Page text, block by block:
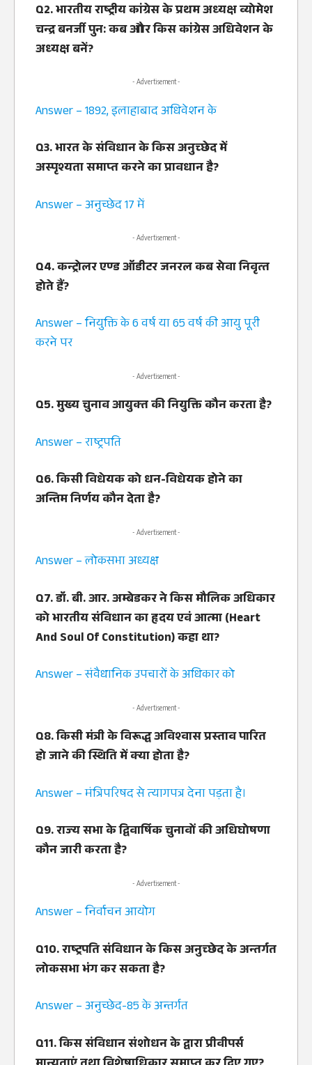
Q2. भारतीय राष्‍ट्रीय कांग्रेस के प्रथम अध्‍यक्ष व्‍योमेश
चन्‍द्र बनर्जी पुन: कब और किस कांग्रेस अधिवेशन के
अध्‍यक्ष बनें?
- Advertisement -
Answer – 1892, इलाहाबाद अधिवेशन के
Q3. भारत के संविधान के किस अनुच्‍छेद में
अस्‍पृश्‍यता समाप्‍त करने का प्रावधान है?
Answer – अनुच्‍छेद 17 में
- Advertisement -
Q4. कन्‍ट्रोलर एण्‍ड ऑडीटर जनरल कब सेवा निवृत्‍त
होते हैं?
Answer – नियुक्ति के 6 वर्ष या 65 वर्ष की आयु पूरी
करने पर
- Advertisement -
Q5. मुख्‍य चुनाव आयुक्‍त की नियुक्ति कौन करता है?
Answer – राष्‍ट्रपति
Q6. किसी विधेयक को धन-विधेयक होने का
अन्तिम निर्णय कौन देता है?
- Advertisement -
Answer – लोकसभा अध्‍यक्ष
Q7. डॉ. बी. आर. अम्‍बेडकर ने किस मौलिक अधिकार
को भारतीय संविधान का हृदय एवं आत्‍मा (Heart
And Soul Of Constitution) कहा था?
Answer – संवैधानिक उपचारों के अधिकार को
- Advertisement -
Q8. किसी मंत्री के विरूद्ध अविश्‍वास प्रस्‍ताव पारित
हो जाने की स्थिति में क्‍या होता है?
Answer – मंत्रिपरिषद से त्‍यागपत्र देना पड़ता है।
Q9. राज्‍य सभा के द्विवार्षिक चुनावों की अधिघोषणा
कौन जारी करता है?
- Advertisement -
Answer – निर्वाचन आयोग
Q10. राष्‍ट्रपति संविधान के किस अनुच्‍छेद के अन्‍तर्गत
लोकसभा भंग कर सकता है?
Answer – अनुच्‍छेद-85 के अन्‍तर्गत
Q11. किस संविधान संशोधन के द्वारा प्रीवीपर्स